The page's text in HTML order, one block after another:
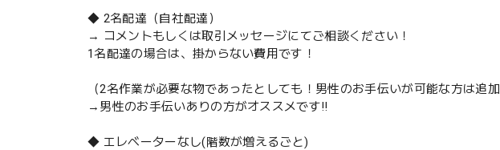
◆ 2名配達（自社配達）
→ コメントもしくは取引メッセージにてご相談ください！
1名配達の場合は、掛からない費用です！
（2名作業が必要な物であったとしても！男性のお手伝いが可能な方は追
→男性のお手伝いありの方がオススメです‼️
◆ エレベーターなし(階数が増えるごと)